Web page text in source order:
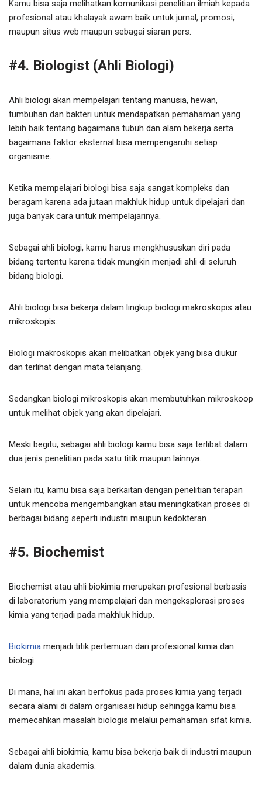
Kamu bisa saja melihatkan komunikasi penelitian ilmiah kepada
profesional atau khalayak awam baik untuk jurnal, promosi,
maupun situs web maupun sebagai siaran pers.
#4. Biologist (Ahli Biologi)
Ahli biologi akan mempelajari tentang manusia, hewan,
tumbuhan dan bakteri untuk mendapatkan pemahaman yang
lebih baik tentang bagaimana tubuh dan alam bekerja serta
bagaimana faktor eksternal bisa mempengaruhi setiap
organisme.
Ketika mempelajari biologi bisa saja sangat kompleks dan
beragam karena ada jutaan makhluk hidup untuk dipelajari dan
juga banyak cara untuk mempelajarinya.
Sebagai ahli biologi, kamu harus mengkhususkan diri pada
bidang tertentu karena tidak mungkin menjadi ahli di seluruh
bidang biologi.
Ahli biologi bisa bekerja dalam lingkup biologi makroskopis atau
mikroskopis.
Biologi makroskopis akan melibatkan objek yang bisa diukur
dan terlihat dengan mata telanjang.
Sedangkan biologi mikroskopis akan membutuhkan mikroskoop
untuk melihat objek yang akan dipelajari.
Meski begitu, sebagai ahli biologi kamu bisa saja terlibat dalam
dua jenis penelitian pada satu titik maupun lainnya.
Selain itu, kamu bisa saja berkaitan dengan penelitian terapan
untuk mencoba mengembangkan atau meningkatkan proses di
berbagai bidang seperti industri maupun kedokteran.
#5. Biochemist
Biochemist atau ahli biokimia merupakan profesional berbasis
di laboratorium yang mempelajari dan mengeksplorasi proses
kimia yang terjadi pada makhluk hidup.
Biokimia menjadi titik pertemuan dari profesional kimia dan
biologi.
Di mana, hal ini akan berfokus pada proses kimia yang terjadi
secara alami di dalam organisasi hidup sehingga kamu bisa
memecahkan masalah biologis melalui pemahaman sifat kimia.
Sebagai ahli biokimia, kamu bisa bekerja baik di industri maupun
dalam dunia akademis.